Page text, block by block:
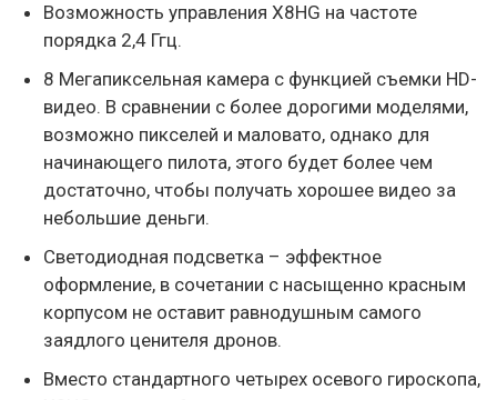
Возможность управления X8HG на частоте
порядка 2,4 Ггц.
8 Мегапиксельная камера с функцией съемки HD-
видео. В сравнении с более дорогими моделями,
возможно пикселей и маловато, однако для
начинающего пилота, этого будет более чем
достаточно, чтобы получать хорошее видео за
небольшие деньги.
Светодиодная подсветка – эффектное
оформление, в сочетании с насыщенно красным
корпусом не оставит равнодушным самого
заядлого ценителя дронов.
Вместо стандартного четырех осевого гироскопа,